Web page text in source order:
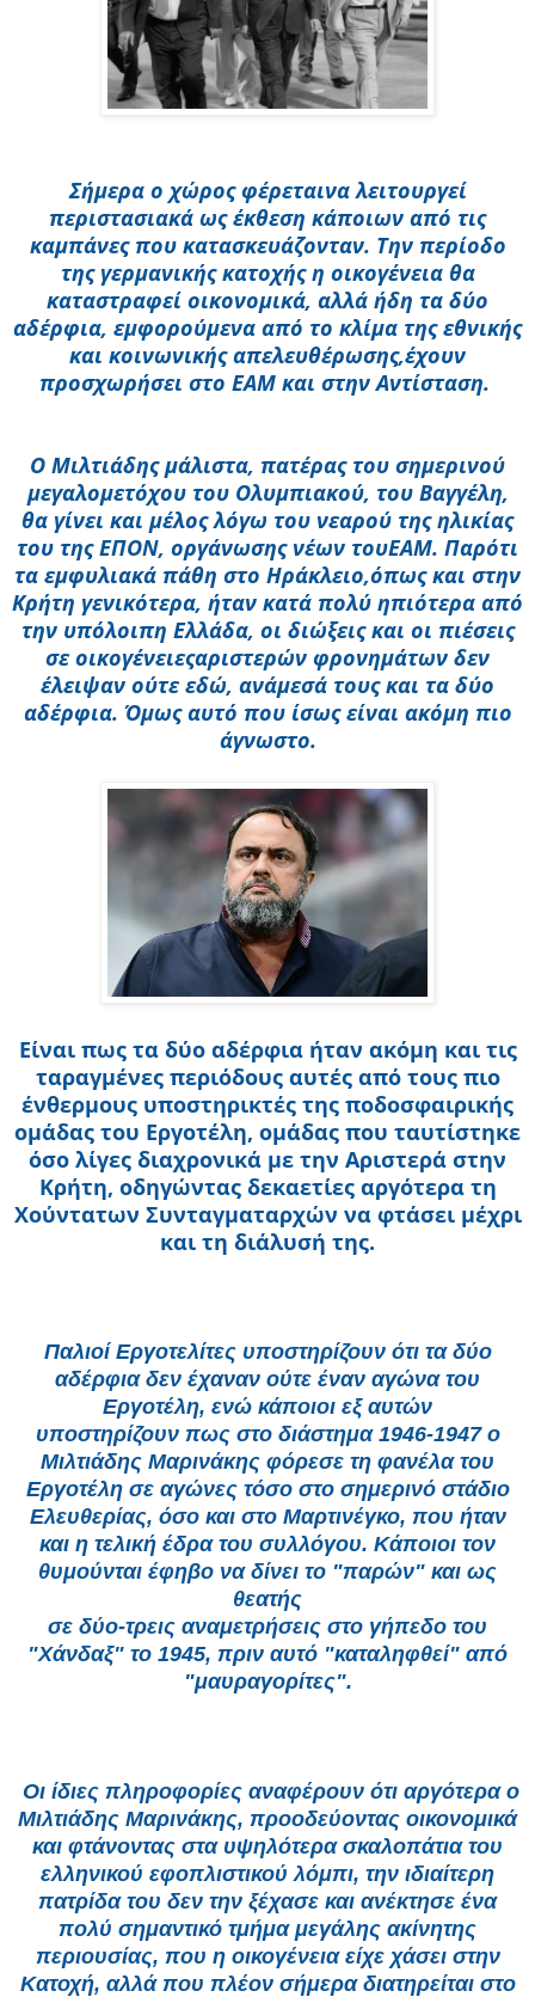
Σήμερα ο χώρος φέρεταινα λειτουργεί
περιστασιακά ως έκθεση κάποιων από τις
καμπάνες που κατασκευάζονταν. Την περίοδο
της γερμανικής κατοχήςη οικογένεια θα
καταστραφεί οικονομικά, αλλά ήδη τα δύο
αδέρφια, εμφορούμενα από το κλίμα της εθνικής
και κοινωνικής απελευθέρωσης,έχουν
προσχωρήσει στο ΕΑΜ και στην Αντίσταση.
Ο Μιλτιάδης μάλιστα, πατέρας του σημερινού
μεγαλομετόχου του Ολυμπιακού, του Βαγγέλη,
θα γίνει και μέλος λόγω του νεαρού της ηλικίας
του της ΕΠΟΝ, οργάνωσης νέων τουΕΑΜ. Παρότι
τα εμφυλιακά πάθη στο Ηράκλειο,όπως και στην
Κρήτη γενικότερα, ήταν κατά πολύ ηπιότερα από
την υπόλοιπη Ελλάδα, οι διώξεις και οι πιέσεις
σε οικογένειεςαριστερών φρονημάτων δεν
έλειψαν ούτε εδώ, ανάμεσά τους και τα δύο
αδέρφια. Όμως αυτό που ίσως είναι ακόμη πιο
άγνωστο.
Είναι πως τα δύο αδέρφια ήταν ακόμη και τις
ταραγμένες περιόδους αυτές από τους πιο
ένθερμους υποστηρικτές της ποδοσφαιρικής
ομάδας του Εργοτέλη, ομάδας που ταυτίστηκε
όσο λίγες διαχρονικά με την Αριστερά στην
Κρήτη, οδηγώντας δεκαετίες αργότερα τη
Χούντατων Συνταγματαρχών να φτάσει μέχρι
και τη διάλυσή της.
Παλιοί Εργοτελίτες υποστηρίζουν ότι τα δύο
αδέρφια δεν έχαναν ούτε έναν αγώνα του
Εργοτέλη, ενώ κάποιοι εξ αυτών
υποστηρίζουν πως στο διάστημα 1946-1947 ο
Μιλτιάδης Μαρινάκης φόρεσε τη φανέλα του
Εργοτέλη σε αγώνες τόσο στο σημερινό στάδιο
Ελευθερίας, όσο και στο Μαρτινέγκο, που ήταν
και η τελική έδρα του συλλόγου. Κάποιοι τον
θυμούνται έφηβο να δίνει το "παρών" και ως
θεατής
σε δύο-τρεις αναμετρήσεις στο γήπεδο του
"Χάνδαξ" το 1945, πριν αυτό "καταληφθεί" από
"μαυραγορίτες".
Οι ίδιες πληροφορίες αναφέρουν ότι αργότερα ο
Μιλτιάδης Μαρινάκης, προοδεύοντας οικονομικά
και φτάνοντας στα υψηλότερα σκαλοπάτια του
ελληνικού εφοπλιστικού λόμπι, την ιδιαίτερη
πατρίδα του δεν την ξέχασε και ανέκτησε ένα
πολύ σημαντικό τμήμα μεγάλης ακίνητης
περιουσίας, που η οικογένεια είχε χάσει στην
Κατοχή, αλλά που πλέον σήμερα διατηρείται στο